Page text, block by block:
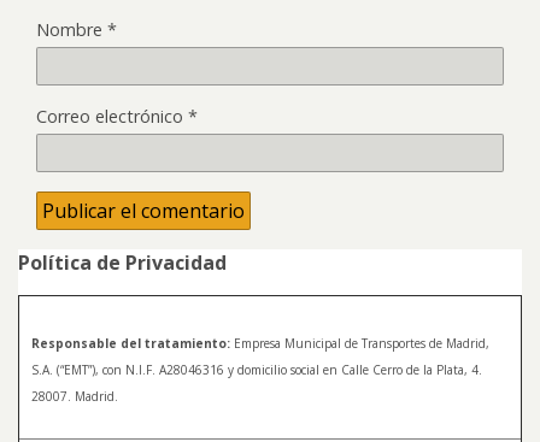
Nombre *
Correo electrónico *
Política de Privacidad
Responsable del tratamiento: Empresa Municipal de Transportes de Madrid,
S.A. (“EMT”), con N.I.F. A28046316 y domicilio social en Calle Cerro de la Plata, 4.
28007. Madrid.